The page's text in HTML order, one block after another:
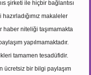
şirketi ile hiçbir bağlantısı
makaleler
haber niteliği taşımamakta
yapılmamaktadır.
tamamen tesadüfidir.
ücretsiz bir bilgi paylaşım